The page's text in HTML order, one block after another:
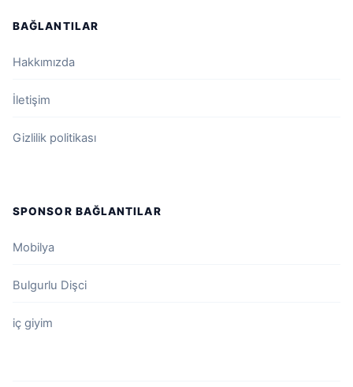
BAĞLANTILAR
Hakkımızda
İletişim
Gizlilik politikası
SPONSOR BAĞLANTILAR
Mobilya
Bulgurlu Dişci
iç giyim